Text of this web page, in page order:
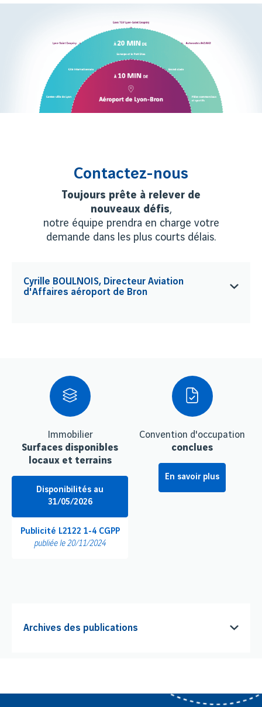
Contactez-nous
Toujours prête à relever de
nouveaux défis,
notre équipe prendra en charge votre
demande dans les plus courts délais.
Cyrille BOULNOIS, Directeur Aviation
d'Affaires aéroport de Bron
Immobilier
Surfaces disponibles
locaux et terrains
Disponibilités au
31/05/2026
Publicité L2122 1-4 CGPP
publiée le 20/11/2024
Convention d'occupation
conclues
En savoir plus
Archives des publications